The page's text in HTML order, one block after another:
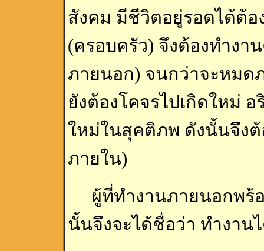
สังคม มีชีวิตอยู่รอดได้ต้อ
(ครอบครัว) จึงต้องทำง
ภายนอก) จนกว่าจะหม
ยังต้องโคจรไปเกิดใหม่
ใหม่ในสุคติภพ ดังนั้นจึงต้
ภายใน)
ผู้ที่ทำงานภายนอกพร้อ
นั้นจึงจะได้ชื่อว่า ทำงาน